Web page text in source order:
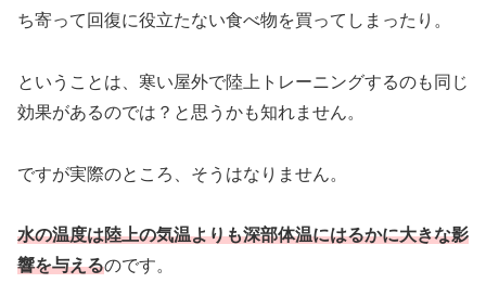
ち寄って回復に役立たない食べ物を買ってしまったり。
ということは、寒い屋外で陸上トレーニングするのも同じ
効果があるのでは？と思うかも知れません。
ですが実際のところ、そうはなりません。
水の温度は陸上の気温よりも深部体温にはるかに大きな影
響を与えるのです。